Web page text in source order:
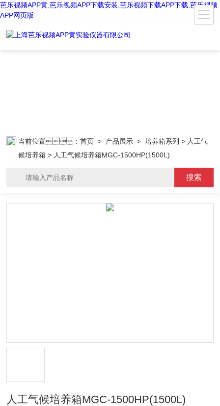
芭乐视频APP黄,芭乐视频APP下载安装,芭乐视频下载APP下载,芭乐视频
APP网页版
当前位置：首页 > 产品展示 >培养箱系列 > 人工气
候培养箱 > 人工气候培养箱MGC-1500HP(1500L)
人工气候培养箱MGC-1500HP(1500L)